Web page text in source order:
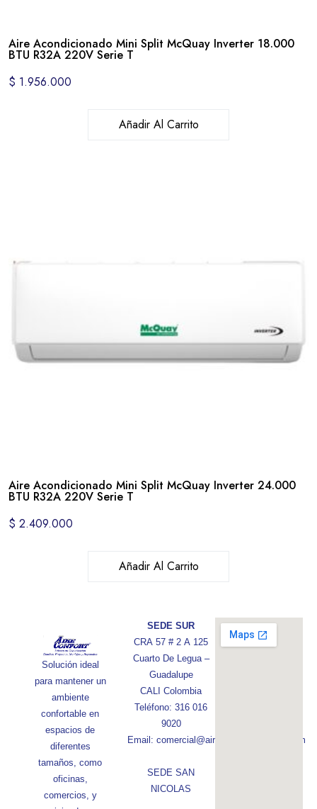
Aire Acondicionado Mini Split McQuay Inverter 18.000
BTU R32A 220V Serie T
$ 1.956.000
Añadir Al Carrito
Aire Acondicionado Mini Split McQuay Inverter 24.000
BTU R32A 220V Serie T
$ 2.409.000
Añadir Al Carrito
Solución ideal
para mantener un
ambiente
confortable en
espacios de
diferentes
tamaños, como
oficinas,
comercios, y
SEDE SUR
CRA 57 # 2 A 125
Cuarto De Legua –
Guadalupe
CALI Colombia
Teléfono: 316 016
9020
Email: comercial@aireconfortcolombia.com
SEDE SAN
NICOLAS